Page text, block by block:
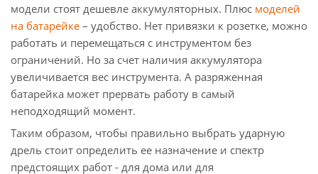
модели стоят дешевле аккумуляторных. Плюс моделей
на батарейке – удобство. Нет привязки к розетке, можно
работать и перемещаться с инструментом без
ограничений. Но за счет наличия аккумулятора
увеличивается вес инструмента. А разряженная
батарейка может прервать работу в самый
неподходящий момент.
Таким образом, чтобы правильно выбрать ударную
дрель стоит определить ее назначение и спектр
предстоящих работ - для дома или для